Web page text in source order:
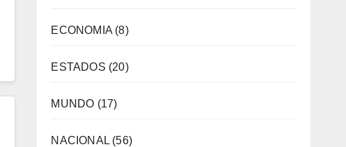
ECONOMIA(8)
ESTADOS (20)
MUNDO (17)
NACIONAL(56)